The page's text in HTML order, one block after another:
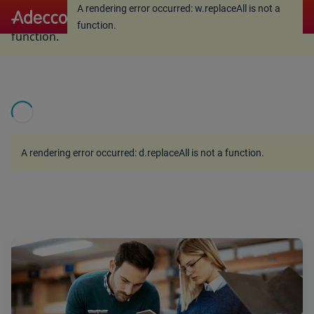
A rendering error occurred:
function.
A rendering error occurred:w.replaceAll is not a
function.
A rendering error occurred:d.replaceAll is not a function.